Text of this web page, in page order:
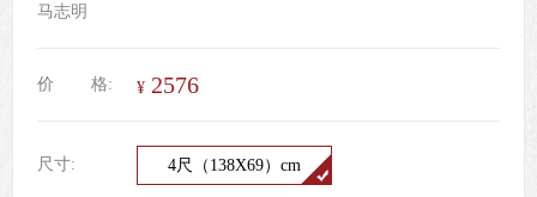
马志明
价 格: ¥ 2576
尺寸: 4尺（138X69）cm